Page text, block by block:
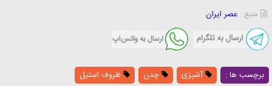
منبع : عصر ایران
برچسب ها : آشپزی چدن ظروف استیل